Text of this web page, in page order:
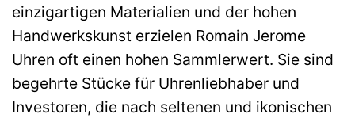
einzigartigen Materialien und der hohen
Handwerkskunst erzielen Romain Jerome
Uhren oft einen hohen Sammlerwert. Sie sind
begehrte Stücke für Uhrenliebhaber und
Investoren, die nach seltenen und ikonischen